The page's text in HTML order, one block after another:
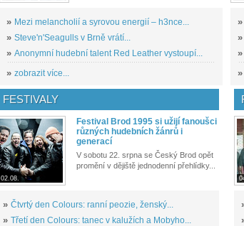
» Mezi melancholií a syrovou energií – h3nce...
» Steve'n'Seagulls v Brně vrátí...
» Anonymní hudební talent Red Leather vystoupí...
» zobrazit více...
»
»
»
»
FESTIVALY
02.08.
Festival Brod 1995 si užijí fanoušci
různých hudebních žánrů i
generací
V sobotu 22. srpna se Český Brod opět
promění v dějiště jednodenní přehlídky...
» Čtvrtý den Colours: ranní peozie, ženský...
» Třetí den Colours: tanec v kalužích a Mobyho...